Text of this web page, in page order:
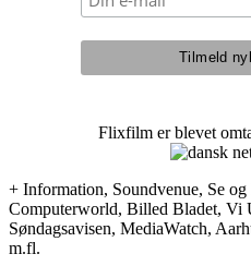
Flixfilm er blevet
+ Information, Soundvenue, Se
Computerworld, Billed Bladet, Vi
Søndagsavisen, MediaWatch,
m.fl.